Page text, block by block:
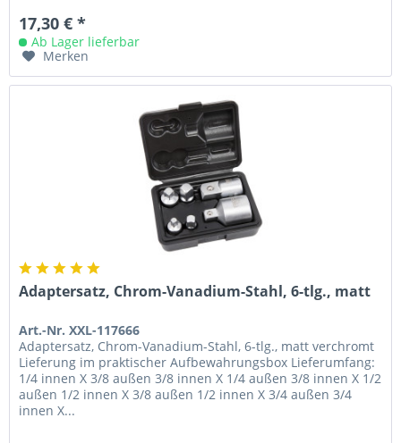
17,30 € *
Ab Lager lieferbar
Merken
Adaptersatz, Chrom-Vanadium-Stahl, 6-tlg., matt
Art.-Nr. XXL-117666
Adaptersatz, Chrom-Vanadium-Stahl, 6-tlg., matt verchromt
Lieferung im praktischer Aufbewahrungsbox Lieferumfang:
1/4 innen X 3/8 außen 3/8 innen X 1/4 außen 3/8 innen X 1/2
außen 1/2 innen X 3/8 außen 1/2 innen X 3/4 außen 3/4
innen X...